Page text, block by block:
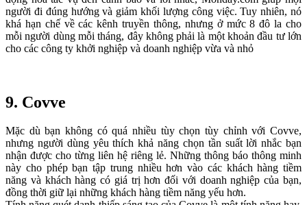
người đi đúng hướng và giảm khối lượng công việc. Tuy nhiên, nó
khá hạn chế về các kênh truyền thông, nhưng ở mức 8 đô la cho
mỗi người dùng mỗi tháng, đây không phải là một khoản đầu tư lớn
cho các công ty khởi nghiệp và doanh nghiệp vừa và nhỏ
9. Covve
Mặc dù bạn không có quá nhiều tùy chọn tùy chỉnh với Covve,
nhưng người dùng yêu thích khả năng chọn tần suất lời nhắc bạn
nhận được cho từng liên hệ riêng lẻ. Những thông báo thông minh
này cho phép bạn tập trung nhiều hơn vào các khách hàng tiềm
năng và khách hàng có giá trị hơn đối với doanh nghiệp của bạn,
đồng thời giữ lại những khách hàng tiềm năng yếu hơn.